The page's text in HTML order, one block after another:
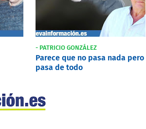
- PATRICIO GONZÁLEZ
Parece que no pasa nada pero
pasa de todo